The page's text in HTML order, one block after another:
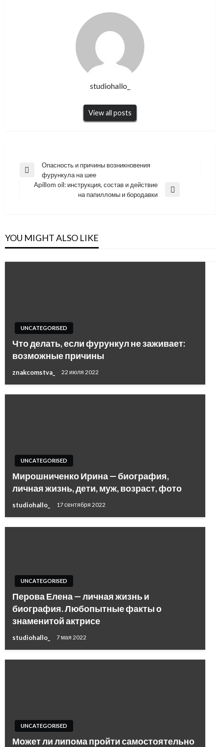
studiohallo_
View all posts
Навигация
Previous
Опасность и причины возникновения
фурункула на шее
Apillom oil: инструкция, состав и действие
на папилломы и бородавки
YOU MIGHT ALSO LIKE
UNCATEGORISED
Что делать, если фурункул не заживает:
возможные причины
znakcomstva_ 22 июля 2022
UNCATEGORISED
Мирошниченко Ирина — биография,
личная жизнь, дети, муж, возраст, фото
studiohallo_ 17 сентября 2022
UNCATEGORISED
Перова Елена — личная жизнь и
биография. Любопытные факты о
знаменитой актрисе
studiohallo_ 7 мая 2022
UNCATEGORISED
Может ли липома пройти самостоятельно